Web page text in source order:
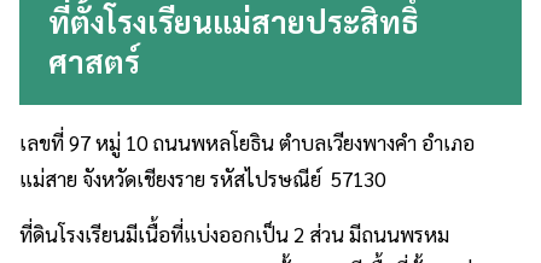
ที่ตั้งโรงเรียนแม่สายประสิทธิ์
ศาสตร์
เลขที่ 97 หมู่ 10 ถนนพหลโยธิน ตำบลเวียงพางคำ อำเภอ
แม่สาย จังหวัดเชียงราย รหัสไปรษณีย์ 57130
ที่ดินโรงเรียนมีเนื้อที่แบ่งออกเป็น 2 ส่วน มีถนนพรหม